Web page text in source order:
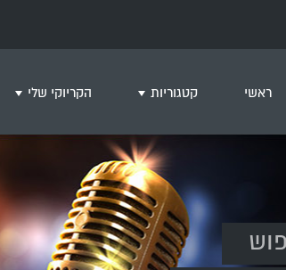
ראשי קטגוריות
שירים לצפייה בחינם
חדש בקריוקי
המבוקשים ביותר
ים תיכוני
גרסת פסנתר
הקריוקי שלי
+ צור רשימת